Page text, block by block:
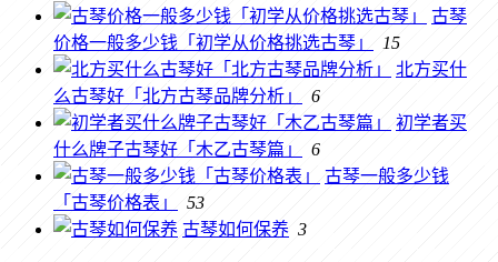
古琴
价格一般多少钱「初学从价格挑选古琴」
15
北方买什
么古琴好「北方古琴品牌分析」
6
初学者买
什么牌子古琴好「木乙古琴篇」
6
古琴一般多少钱
「古琴价格表」
53
古琴如何保养 3